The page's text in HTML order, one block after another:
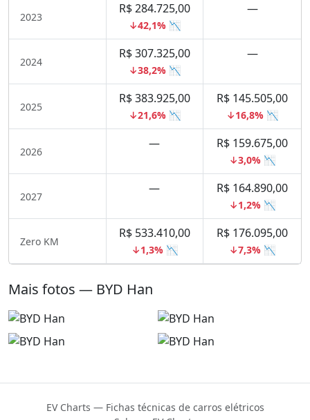
2023
R$ 284.725,00
↓42,1% 📉
—
2024
R$ 307.325,00
↓38,2% 📉
—
2025
R$ 383.925,00
↓21,6% 📉
R$ 145.505,00
↓16,8% 📉
2026
— R$ 159.675,00
↓3,0% 📉
2027
— R$ 164.890,00
↓1,2% 📉
Zero KM
R$ 533.410,00
↓1,3% 📉
R$ 176.095,00
↓7,3% 📉
Mais fotos — BYD Han
EV Charts — Fichas técnicas de carros elétricos